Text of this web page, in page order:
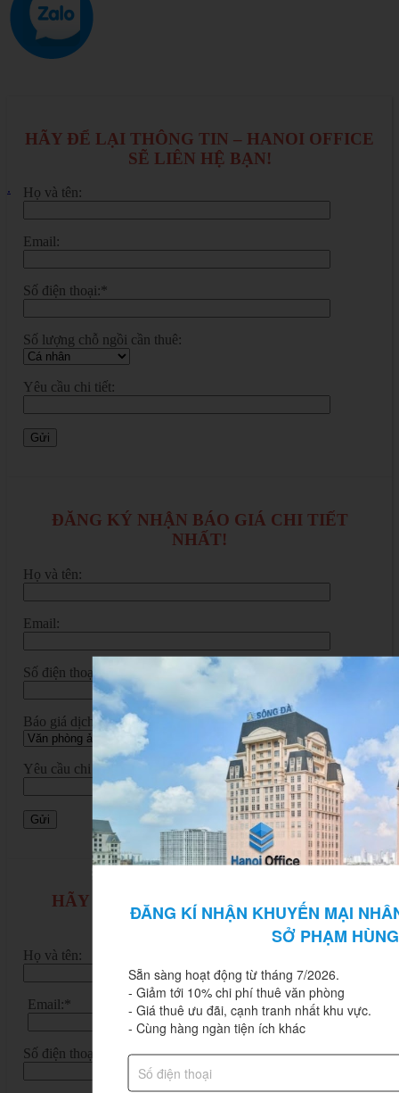
.
HÃY ĐỂ LẠI THÔNG TIN – HANOI OFFICE
SẼ LIÊN HỆ BẠN!
Họ và tên:
Email:
Số điện thoại:*
Số lượng chỗ ngồi cần thuê:
Yêu cầu chi tiết:
ĐĂNG KÝ NHẬN BÁO GIÁ CHI TIẾT
NHẤT!
Họ và tên:
Email:
Số điện thoại:*
Báo giá dịch vụ:
Yêu cầu chi tiết:
HÃY ĐỂ LẠI THÔNG TIN VÀ HANOI
OFFICE SẼ LIÊN HỆ BẠN!
Họ và tên:
Email:*
Số điện thoại:*
ĐĂNG KÍ NHẬN KHUYẾN MẠI
SỞ PHẠM
Sẵn sàng hoạt động từ tháng 7/2026.
- Giảm tới 10% chi phí thuê văn phòng
- Giá thuê ưu đãi, cạnh tranh nhất khu vực.
- Cùng hàng ngàn tiện ích khác